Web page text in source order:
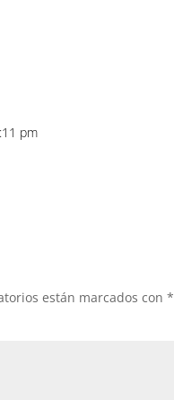
pm
están marcados con*